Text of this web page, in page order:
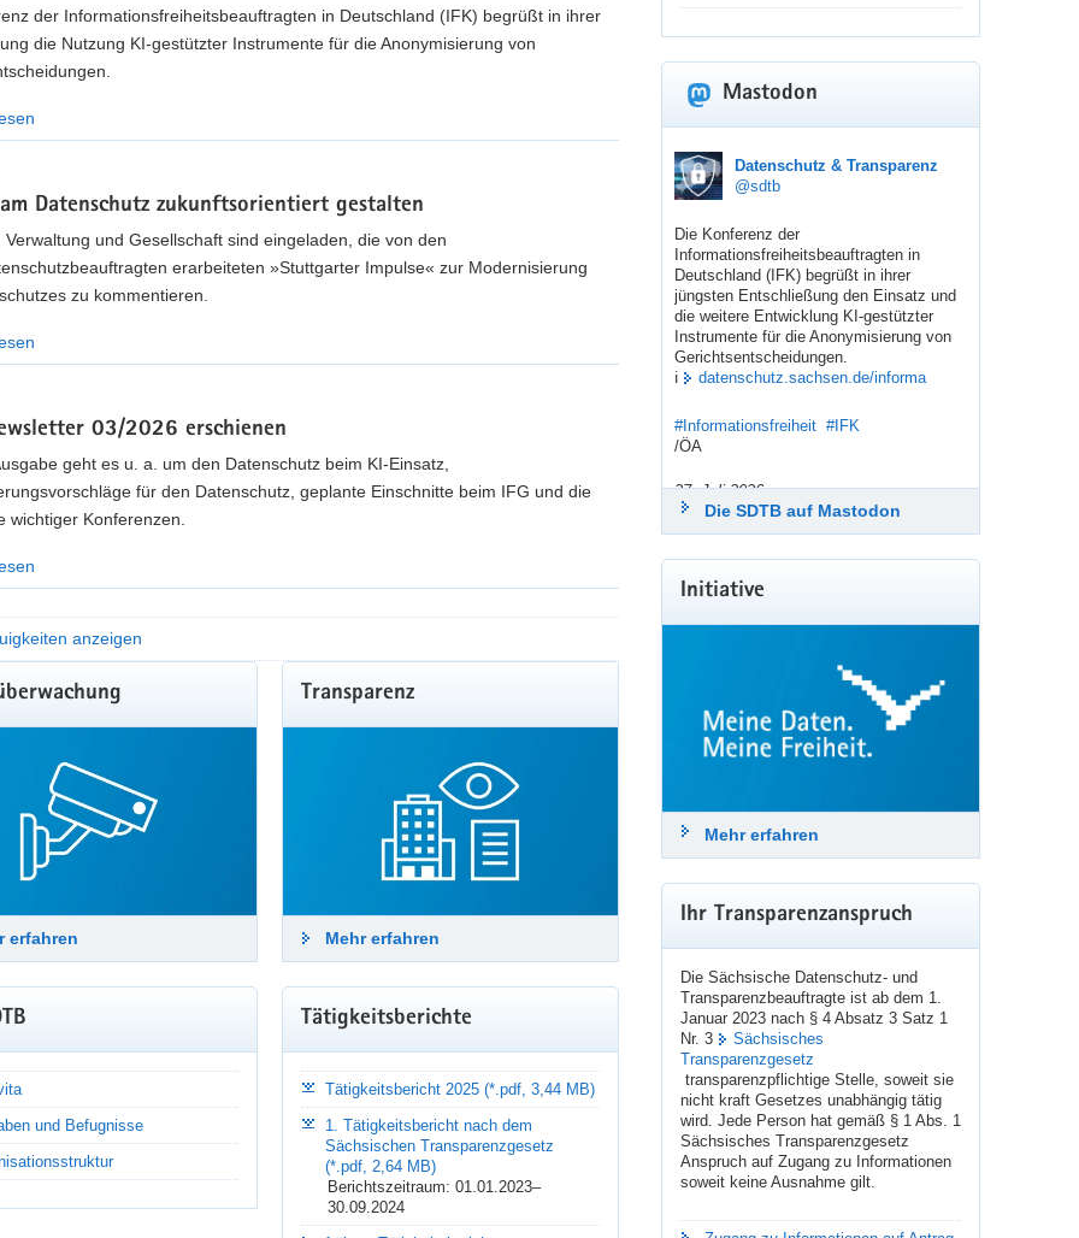
GREMIENARBEIT
Fragen zum Datenschutz
Gemeinderäte und Kreistage setzen demokratische Grundrechte in die Praxis um. Bei der Ausübung der verschiedenen
werden regelmäßig personenbezogene Daten verarbeitet. Wiederkehrende Fragen zu diesem Themenkomplex
die SDTB in den FAQ.
erfahren
der Informationsfreiheitsbeauftragten in Deutschland (IFK) begrüßt in ihrer
die Nutzung KI-gestützter Instrumente für die Anonymisierung von
Datenschutz zukunftsorientiert gestalten
Verwaltung und Gesellschaft sind eingeladen, die von den
erarbeiteten »Stuttgarter Impulse« zur Modernisierung
zu kommentieren.
03/2026 erschienen
geht es u. a. um den Datenschutz beim KI-Einsatz,
für den Datenschutz, geplante Einschnitte beim IFG und die
wichtiger Konferenzen.
anzeigen
erfahren
Transparenz
Mehr erfahren
und Befugnisse
Tätigkeitsberichte
Tätigkeitsbericht 2025 (*.pdf, 3,44 MB)
1. Tätigkeitsbericht nach dem
Sächsischen Transparenzgesetz
(*.pdf, 2,64 MB)
Berichtszeitraum: 01.01.2023–
30.09.2024
Mastodon
sdtb
Datenschutz & Transparenz
@sdtb
Die Konferenz der
Informationsfreiheitsbeauftragten in
Deutschland (IFK) begrüßt in ihrer
jüngsten Entschließung den Einsatz und
die weitere Entwicklung KI-gestützter
Instrumente für die Anonymisierung von
Gerichtsentscheidungen.
ℹ️
datenschutz.sachsen.de/informa
#Informationsfreiheit #IFK
/ÖA
27. Juli 2026
sdtb
Datenschutz & Transparenz
@sdtb
Getrötet von:
Mit den „Stuttgarter Impulsen“ zur
Datenschutzaufsichtsbehörden der
Länder Vorschläge für einen
zukunftsfähigen Datenschutz, der
Grundrechte der Menschen und eine
Bis zum 10. September 2026 können
Bürger_innen, Behörden, Unternehmen,
NGO und Initiativen diese Vorschläge
kommentieren und eigene Vorschläge
einbringen.
Macht mit! ➡️
baden-
wuerttemberg.datenschutz
#Datenschutz #DSGVO
Datenschutzreform
24. Juli 2026
@sdtb
Die SDTB auf Mastodon
Initiative
Mehr erfahren
Ihr Transparenzanspruch
Die Sächsische Datenschutz- und
Transparenzbeauftragte ist ab dem 1.
Januar 2023 nach § 4 Absatz 3 Satz 1
Nr. 3
Sächsisches
Transparenzgesetz
transparenzpflichtige Stelle, soweit sie
nicht kraft Gesetzes unabhängig tätig
wird. Jede Person hat gemäß § 1 Abs. 1
Sächsisches Transparenzgesetz
Anspruch auf Zugang zu Informationen
soweit keine Ausnahme gilt.